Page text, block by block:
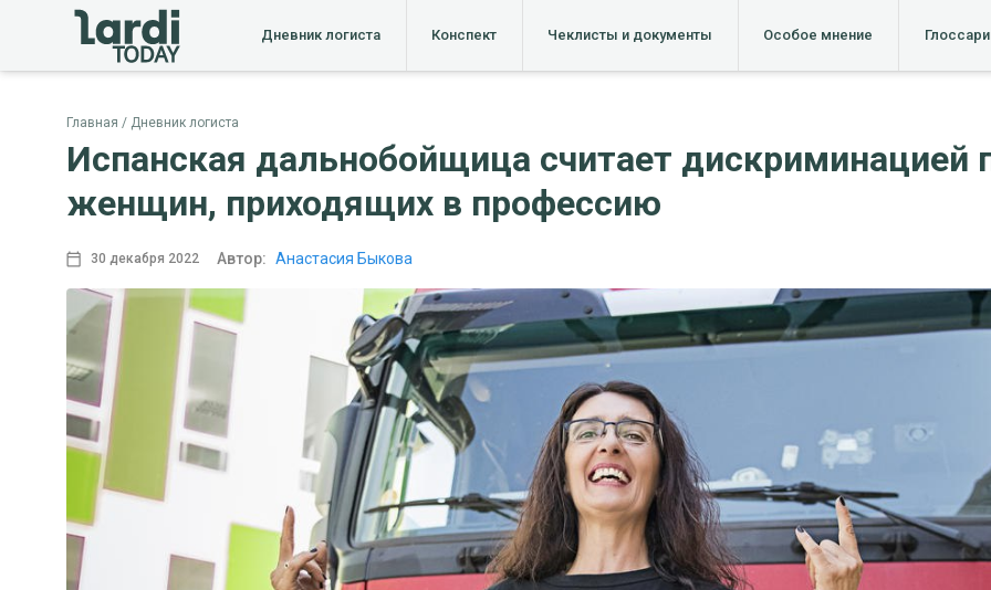
Дневник логиста Конспект Чеклисты и документы Особое мнение
Главная Дневник логиста
Испанская дальнобойщица считает дискриминацией
женщин, приходящих в профессию
30 декабря 2022 Автор: Анастасия Быкова